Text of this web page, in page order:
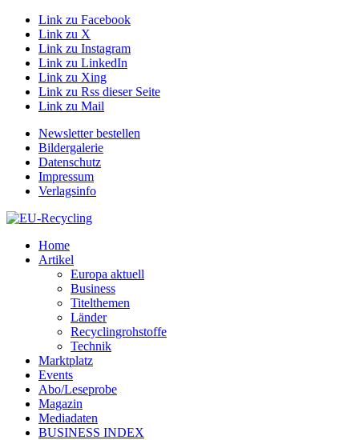
Link zu Facebook
Link zu X
Link zu Instagram
Link zu LinkedIn
Link zu Xing
Link zu Rss dieser Seite
Link zu Mail
Newsletter bestellen
Bildergalerie
Datenschutz
Impressum
Verlagsinfo
Home
Artikel
Europa aktuell
Business
Titelthemen
Länder
Recyclingrohstoffe
Technik
Marktplatz
Events
Abo/Leseprobe
Magazin
Mediadaten
BUSINESS INDEX